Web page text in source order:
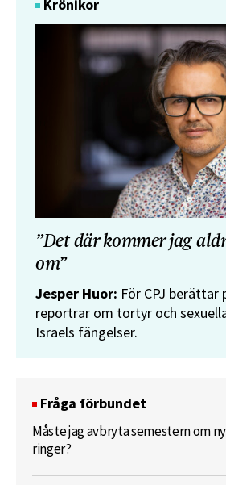
Krönikor
”Det där kommer jag
om”
Jesper Huor: För CPJ berättar
reportrar om tortyr och
Israels fängelser.
Fråga förbundet
Måste jag avbryta semestern om
ringer?